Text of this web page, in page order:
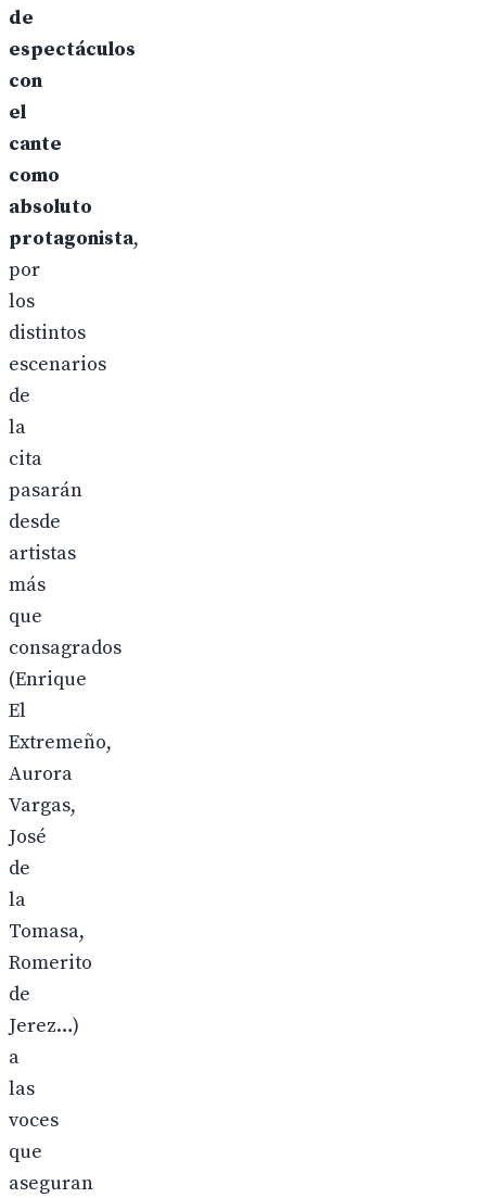
de
espectáculos
con
el
cante
como
absoluto
protagonista,
por
los
distintos
escenarios
de
la
cita
pasarán
desde
artistas
más
que
consagrados
(Enrique
El
Extremeño,
Aurora
Vargas,
José
de
la
Tomasa,
Romerito
de
Jerez…)
a
las
voces
que
aseguran